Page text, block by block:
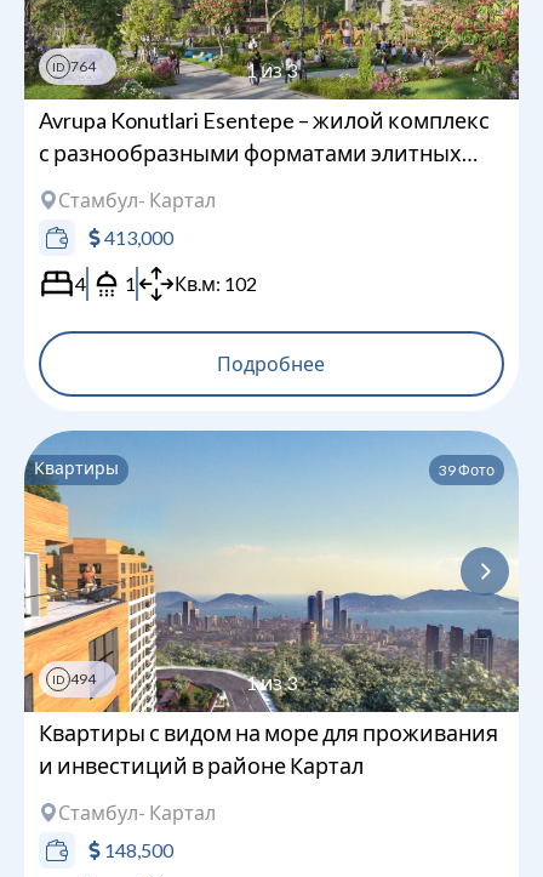
ID 764 1из3
Avrupa Konutlari Esentepe – жилой комплекс
с разнообразными форматами элитных
квартир
Стамбул- Картал
413,000
4
1 Кв.м: 102
Подробнее
Квартиры 39Фото
ID 494 1из3
Квартиры с видом на море для проживания
и инвестиций в районе Картал
Стамбул- Картал
148,500